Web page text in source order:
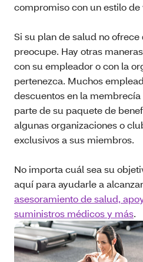
compromiso con un estilo
Si su plan de salud no ofrece
preocupe. Hay otras
con su empleador o con la
pertenezca. Muchos
descuentos en la
parte de su paquete de
algunas organizaciones o
exclusivos a sus miembros.
No importa cuál sea su
aquí para ayudarle a
asesoramiento de salud,
suministros médicos y más.